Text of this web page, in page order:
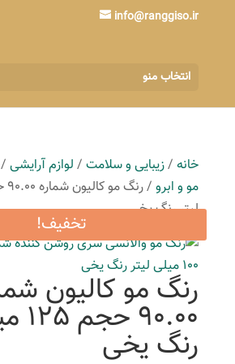
info@ranggiso.ir
انتخاب منو
خانه/زیبایی و سلامت/ لوازم آرایشی/
مو و ابرو
لیتر رنگ یخی
تخفیف!
رنگ مو کالیون
رنگ یخی